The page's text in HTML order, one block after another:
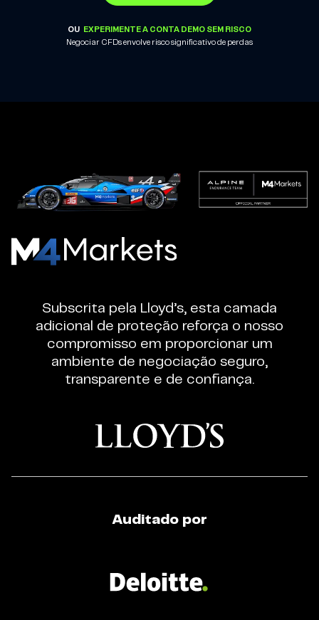
OU EXPERIMENTE A CONTA DEMO SEM RISCO
Negociar CFDs envolve risco significativo de perdas
M4Markets
Regulada
de
Trading
de
Subscrita pela Lloyd’s, esta camada
adicional de proteção reforça o nosso
compromisso em proporcionar um
ambiente de negociação seguro,
transparente e de confiança.
Auditado por